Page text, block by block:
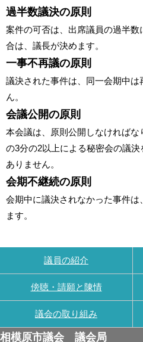
過半数議決の原則
案件の可否は、出席議員の過半
合は、議長が決めます。
一事不再議の原則
議決された事件は、同一会期中
ん。
会議公開の原則
本会議は、原則公開しなければ
の3分の2以上による秘密会の議
ありません。
会期不継続の原則
会期中に議決されなかった事件は
ます。
議員の紹介
傍聴・請願と陳情
議会の取り組み
相模原市議会 議会局